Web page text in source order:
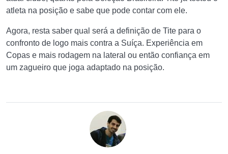
atleta na posição e sabe que pode contar com ele.
Agora, resta saber qual será a definição de Tite para o
confronto de logo mais contra a Suíça. Experiência em
Copas e mais rodagem na lateral ou então confiança em
um zagueiro que joga adaptado na posição.